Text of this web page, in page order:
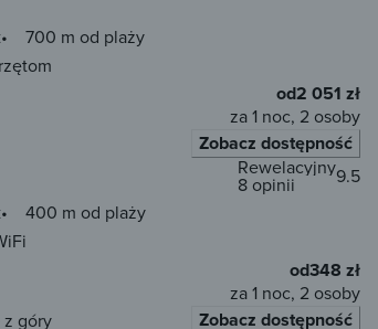
700 m od plaży
od2 051 zł
za 1 noc, 2 osoby
Zobacz dostępność
400 m od plaży
9.5
Rewelacyjny
8 opinii
z góry
od348 zł
za 1 noc, 2 osoby
Zobacz dostępność